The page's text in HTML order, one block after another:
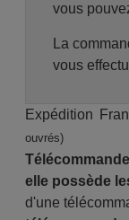
vous
La
vous
Expédition
ouvrés)
elle possède
d'une